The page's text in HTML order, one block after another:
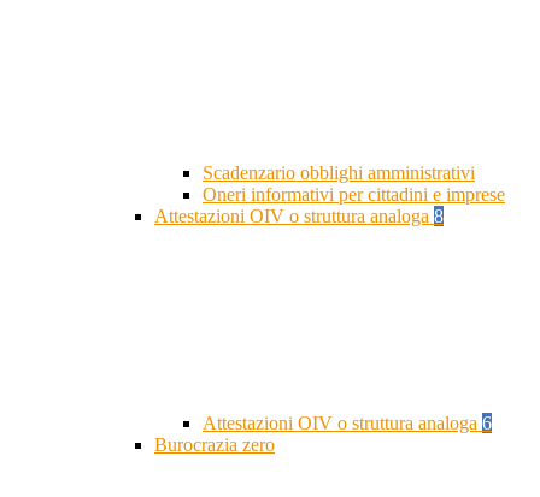
Scadenzario obblighi amministrativi
Oneri informativi per cittadini e imprese
Attestazioni OIV o struttura analoga 8
Attestazioni OIV o struttura analoga 6
Burocrazia zero